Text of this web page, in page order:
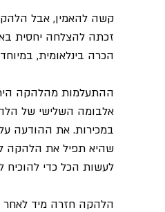
זכתה להצלחה יחסית
הכרה בינלאומית,
במכירות. את ההודעה
שהיא תפיל את הלהקה
לעשות הכל כדי